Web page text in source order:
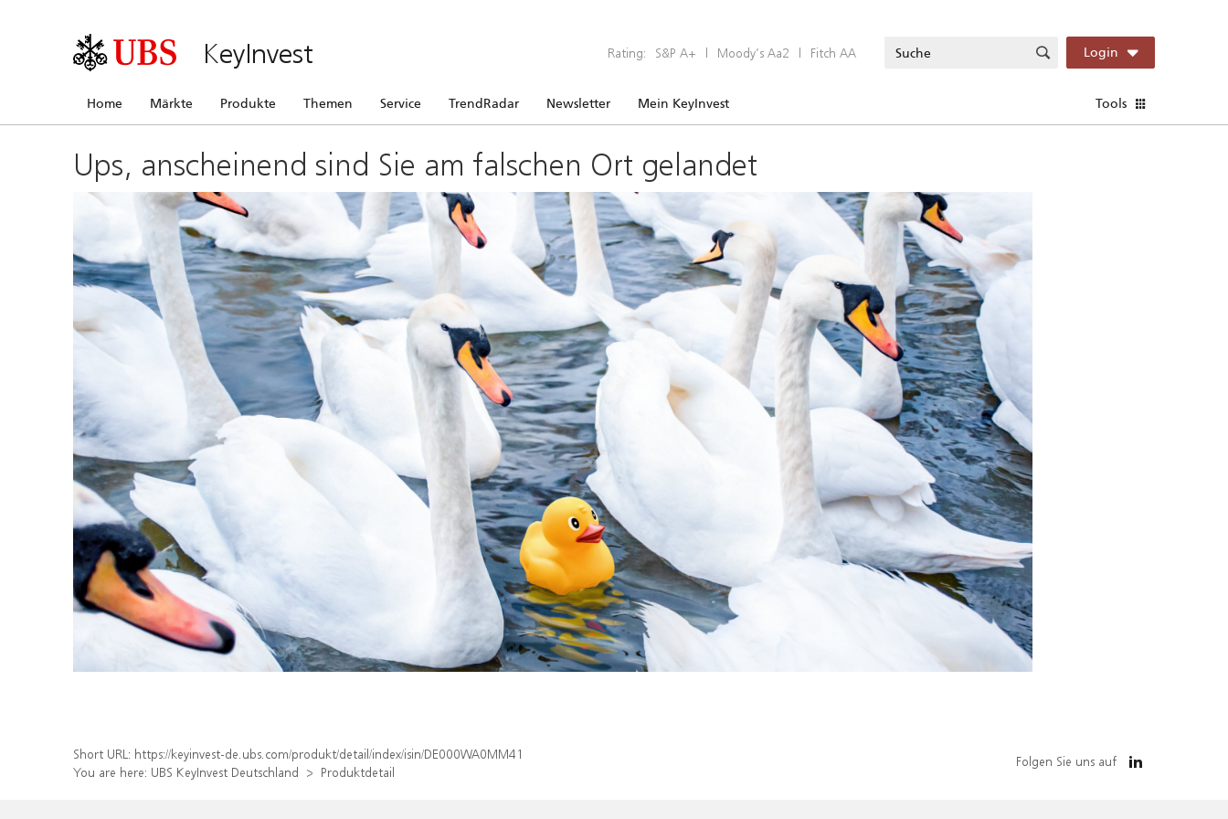
KeyInvest Rating: S&P A+ | Moody’s Aa2 | Fitch AA Login
Home Märkte Produkte Themen Service TrendRadar Newsletter Mein KeyInvest Tools
Ups, anscheinend sind Sie am falschen Ort gelandet
Short URL: https://keyinvest-de.ubs.com/produkt/detail/index/isin/DE000WA0MM41
You are here: UBS KeyInvest Deutschland Produktdetail
Folgen Sie uns auf